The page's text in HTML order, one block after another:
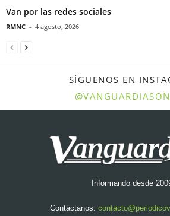
Van por las redes sociales
RMNC - 4 agosto, 2026
SÍGUENOS EN
Informando desde
Contáctanos: